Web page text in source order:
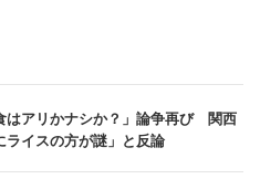
はアリかナシか？」論争再び 関西
ライスの方が謎」と反論